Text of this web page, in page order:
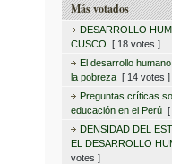
Más votados
DESARROLLO
CUSCO [ 18 votes ]
El desarrollo
la pobreza [ 14 votes ]
Preguntas críticas
educación en el Perú [
DENSIDAD DEL
EL DESARROLLO
votes ]